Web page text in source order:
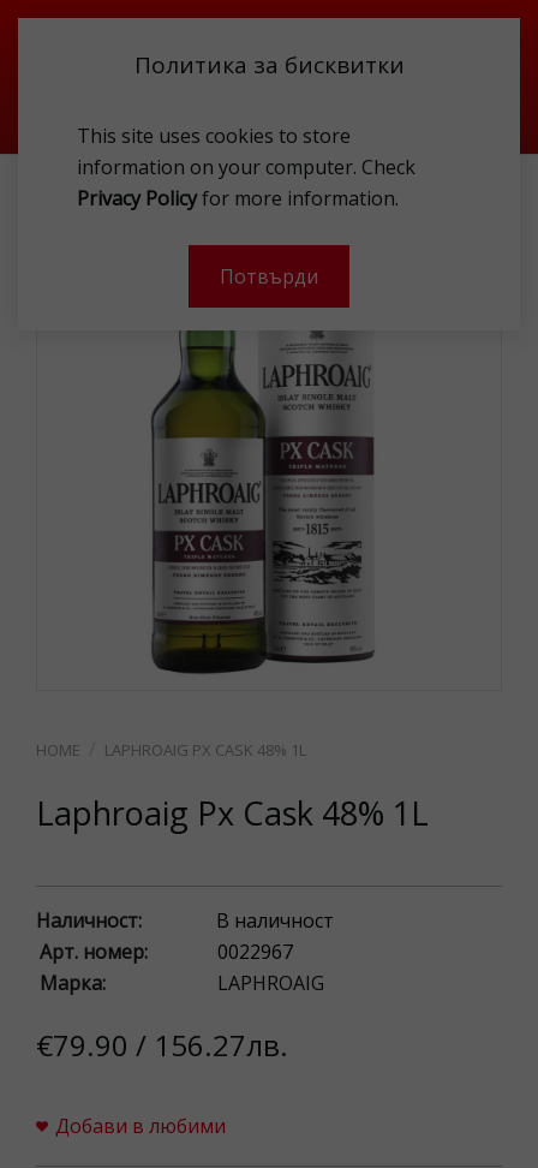
Политика за бисквитки
This site uses cookies to store
information on your computer. Check
Privacy Policyfor more information.
Потвърди
LAPHROAIG PX CASK 48% 1L
LAPHROAIG PX CASK 48% 1L
Laphroaig Px Cask 48% 1L
Наличност:
В наличност
Арт. номер:
0022967
Марка:
LAPHROAIG
€79.90 / 156.27лв.
Добави в любими